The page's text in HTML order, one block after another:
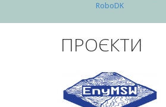
RoboDK
ПРОЄКТИ